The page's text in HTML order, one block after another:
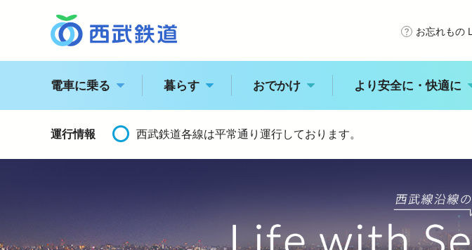
お忘れもの
電車に乗る 暮らす
西武線沿線で暮らす
江古田 練馬 大泉
おでかけ
エリアから探す
石神井
ジャンルから探す
より安全に・快適に
より安全に・快
トップメッセージ
運行情報 西武鉄道各線は平常通り運行しております。
西武有楽町線
拝島線 西武園線